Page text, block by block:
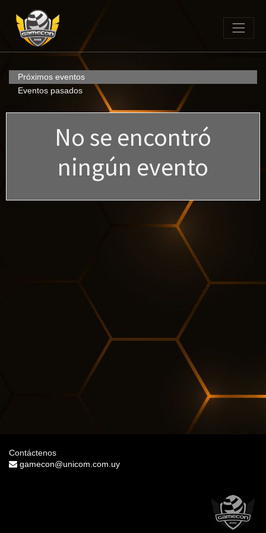
Próximos eventos
Eventos pasados
No se encontró
ningún evento
Contáctenos
gamecon@unicom.com.uy